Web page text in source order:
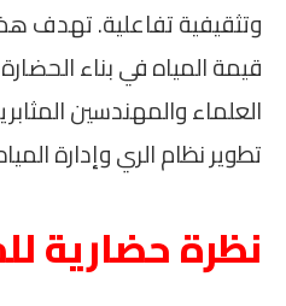
وتثقيفية تفاعلية. تهدف
قيمة المياه في بناء
العلماء والمهندسين
تطوير نظام الري وإدارة
نظرة حضارية